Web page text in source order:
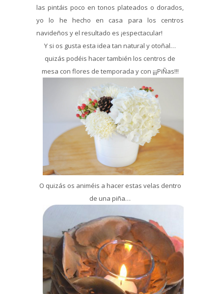
las pintáis poco en tonos plateados o dorados,
yo lo he hecho en casa para los centros
navideños y el resultado es ¡espectacular!
Y si os gusta esta idea tan natural y otoñal…
quizás podéis hacer también los centros de
mesa con flores de temporada y con ¡¡¡PiÑas!!!
O quizás os animéis a hacer estas velas dentro
de una piña…